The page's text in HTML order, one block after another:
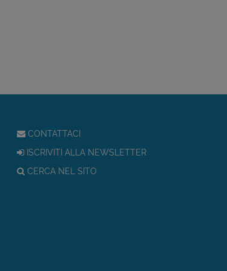
CONTATTACI
ISCRIVITI ALLA NEWSLETTER
CERCA NEL SITO